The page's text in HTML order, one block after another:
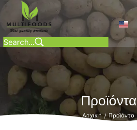
Προϊόντα
Αρχική / Προϊόντα